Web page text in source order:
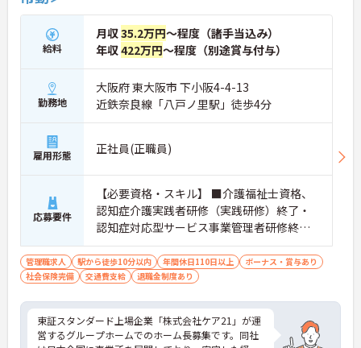
給料
月収35.2万円～程度（諸手当込み）
年収422万円～程度（別途賞与付与）
勤務地
大阪府 東大阪市 下小阪4-4-13
近鉄奈良線「八戸ノ里駅」徒歩4分
雇用形態 正社員(正職員)
応募要件
【必要資格・スキル】 ■介護福祉士資格、
認知症介護実践者研修（実践研修）終了・
認知症対応型サービス事業管理者研修終了
■マネジメント経験がある方（副施設長な
ど）
管理職求人 駅から徒歩10分以内 年間休日110日以上
ボーナス・賞与あり
社会保険完備
交通費支給 退職金制度あり
東証スタンダード上場企業「株式会社ケア21」が運
営するグループホームでのホーム長募集です。同社